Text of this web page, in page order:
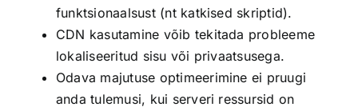
funktsionaalsust (nt katkised skriptid).
CDN kasutamine võib tekitada probleeme
lokaliseeritud sisu või privaatsusega.
Odava majutuse optimeerimine ei pruugi
anda tulemusi, kui serveri ressursid on